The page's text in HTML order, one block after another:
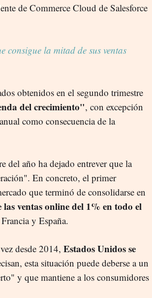
de Commerce Cloud de Salesforce
la mitad de sus ventas
obtenidos en el segundo trimestre
del crecimiento", con excepción
como consecuencia de la
del año ha dejado entrever que la
En concreto, el primer
que terminó de consolidarse en
las ventas online del 1% en todo el
y España.
desde 2014, Estados Unidos se
esta situación puede deberse a un
y que mantiene a los consumidores